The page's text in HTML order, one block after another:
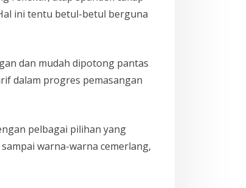
ini tentu betul-betul berguna
dan mudah dipotong pantas
dalam progres pemasangan
pelbagai pilihan yang
warna-warna cemerlang,